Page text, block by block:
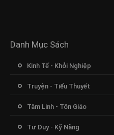
Danh Mục Sách
Kinh Tế - Khởi Nghiệp
Truyện - Tiểu Thuyết
Tâm Linh - Tôn Giáo
Tư Duy - Kỹ Năng